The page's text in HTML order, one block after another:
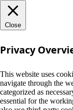
Close
Privacy
This website uses
navigate through the
categorized as
essential for the